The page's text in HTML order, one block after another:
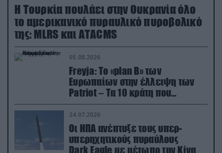
Η Τουρκία πουλάει στην Ουκρανία όλο
το αμερικανικό πυραυλικό πυροβολικό
της: MLRS και ΑΤΑCMS
05.08.2026
Freyja: Το «plan Β» των
Ευρωπαίων στην έλλειψη των
Patriot – Τα 10 κράτη που
συμμετέχουν στο δίκτυο
συνεργασίας
24.07.2026
Οι ΗΠΑ ανέπτυξε τους υπερ-
υπερηχητικούς πυραύλους
Dark Eagle με μέτωπο την Κίνα